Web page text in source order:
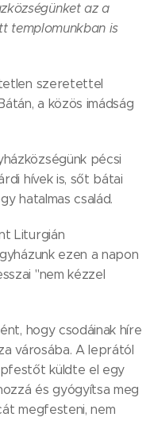
az a
templomunkban is
szeretettel
a közös imádság
pécsi
hívek is, sőt bátai
hatalmas család.
Liturgián
ezen a napon
"nem kézzel
hogy csodáinak híre
városába. A leprától
küldte el egy
és gyógyítsa meg
megfesteni, nem